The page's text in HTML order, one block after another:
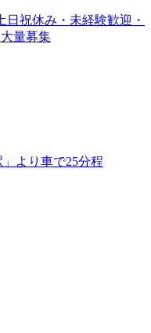
祝休み・未経験歓迎・
量募集
より車で25分程